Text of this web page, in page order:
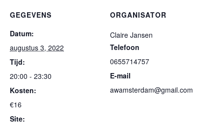
GEGEVENS
Datum:
augustus 3, 2022
Tijd:
20:00 - 23:30
Kosten:
€16
Site:
ORGANISATOR
Claire Jansen
Telefoon
0655714757
E-mail
awamsterdam@gmail.com